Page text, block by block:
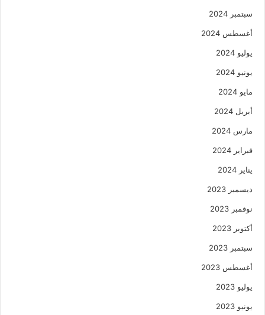
سبتمبر 2024
أغسطس 2024
يوليو 2024
يونيو 2024
مايو 2024
أبريل 2024
مارس 2024
فبراير 2024
يناير 2024
ديسمبر 2023
نوفمبر 2023
أكتوبر 2023
سبتمبر 2023
أغسطس 2023
يوليو 2023
يونيو 2023